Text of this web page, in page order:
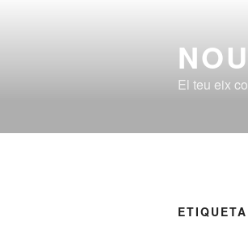
El teu eix